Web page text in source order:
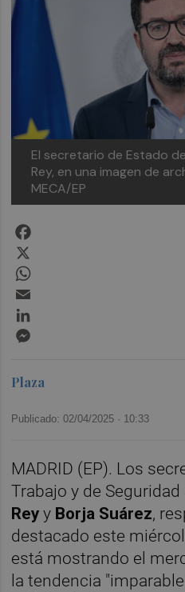
El secretario de Estado
Rey, en una imagen de
MECA/EP
Plaza
Publicado: 02/04/2025 · 10:33
MADRID (EP). Los
Trabajo y de Seguridad
Rey y Borja Suárez,
destacado este
está mostrando el
la tendencia